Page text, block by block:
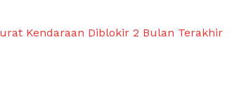
Klinik Gigi Surabaya
Kendaraan Diblokir 2 Bulan Terakhir